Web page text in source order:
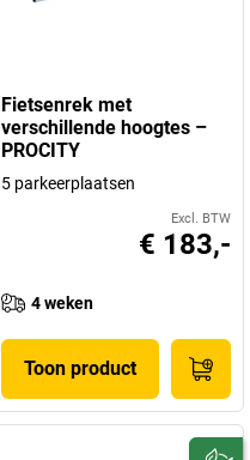
Fietsenrek met
verschillende hoogtes –
PROCITY
5 parkeerplaatsen
Excl. BTW
€ 183,-
4 weken
Toon product